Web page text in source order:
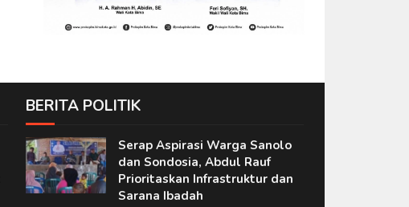
BERITA POLITIK
Serap Aspirasi Warga Sanolo
dan Sondosia, Abdul Rauf
Prioritaskan Infrastruktur dan
Sarana Ibadah